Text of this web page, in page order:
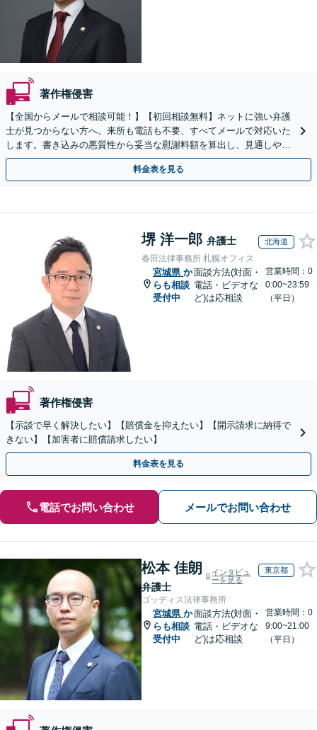
著作権侵害
【全国からメールで相談可能！】【初回相談無料】ネットに強い弁護
士が見つからない方へ。来所も電話も不要、すべてメールで対応いた
します。書き込みの悪質性から妥当な慰謝料額を算出し、見通しや費
用面のリスクも包み隠さずお伝えしサポートします。
料金表を見る
堺 洋一郎 弁護士 北海道
春田法律事務所 札幌オフィス
宮城県 か
らも相談
受付中
面談方法(対面・
電話・ビデオな
ど)は応相談
営業時間：0
0:00~23:59
（平日）
著作権侵害
【示談で早く解決したい】【賠償金を抑えたい】【開示請求に納得で
きない】【加害者に賠償請求したい】
料金表を見る
電話でお問い合わせ メールでお問い合わせ
松本 佳朗
弁護士
インタビュ
ーを見る
東京都
ゴッディス法律事務所
宮城県 か
らも相談
受付中
面談方法(対面・
電話・ビデオな
ど)は応相談
営業時間：0
9:00~21:00
（平日）